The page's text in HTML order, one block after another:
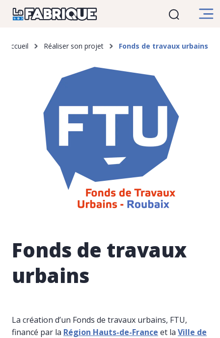
principal
d'Ariane
Accueil Réaliser son projet Fonds de travaux urbains
Fonds de travaux
urbains
La création d’un Fonds de travaux urbains, FTU,
financé par la Région Hauts-de-France et la Ville de
courante
suivante